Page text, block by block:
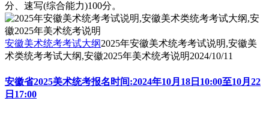
分、速写(综合能力)100分。
安徽美术统考考试大纲2025年安徽美术统考考试说明,安徽美
术类统考考试大纲,安徽2025年美术统考说明2024/10/11
安徽省2025美术统考报名时间:2024年10月18日10:00至10月22
日17:00